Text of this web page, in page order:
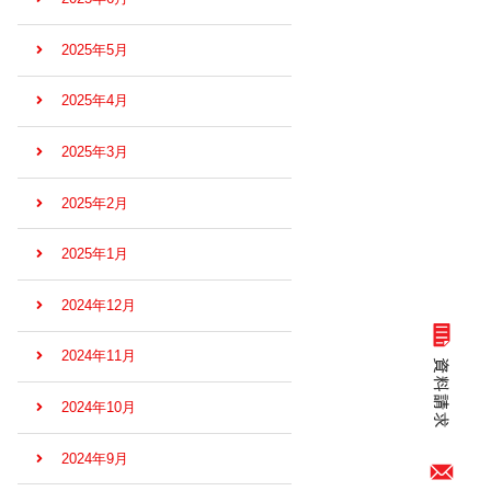
2025年5月
2025年4月
2025年3月
2025年2月
2025年1月
2024年12月
2024年11月
2024年10月
2024年9月